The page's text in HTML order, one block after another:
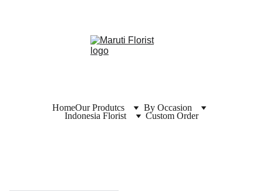
HomeOur Produtcs
By Occasion
Indonesia Florist
Custom Order